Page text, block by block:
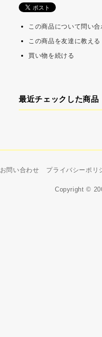
この商品について問い
この商品を友達に教える
買い物を続ける
最近チェックした商品
お問い合わせ プライバシーポリ
Copyright ©